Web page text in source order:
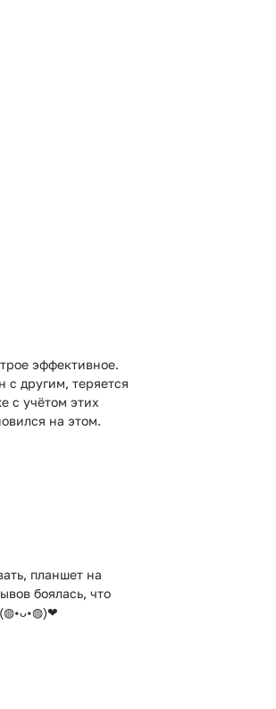
эффективное.
с другим, теряется
с учётом этих
на этом.
планшет на
боялась, что
(◍•ᴗ•◍)❤